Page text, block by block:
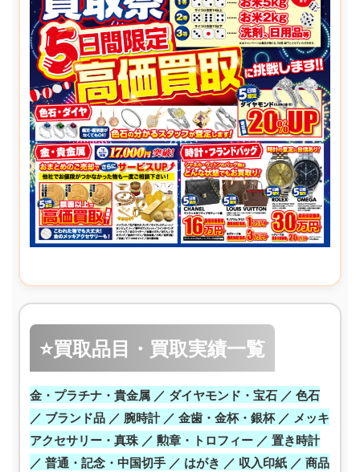
⭐買取品目・買取実績一覧
金・プラチナ・貴金属 ／ ダイヤモンド・宝石 ／ 色石
／ ブランド品 ／ 腕時計 ／ 金歯・金杯・銀杯 ／ メッキ
アクセサリー・真珠 ／ 勲章・トロフィー ／ 置き時計
／ 普通・記念・中国切手 ／ はがき ／ 収入印紙 ／ 商品